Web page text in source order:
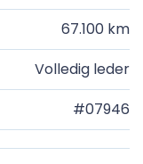
67.100 km
Volledig leder
#07946